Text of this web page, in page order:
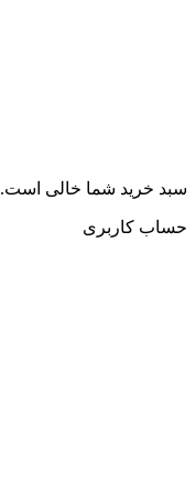
سبد خرید شما خالی است.
حساب کاربری